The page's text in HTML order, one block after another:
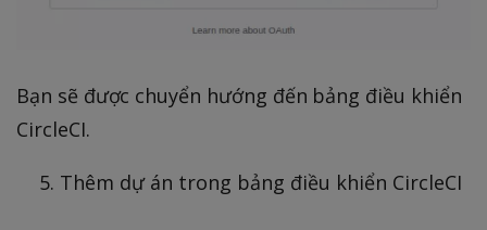
Bạn sẽ được chuyển hướng đến bảng điều khiển
CircleCI.
Thêm dự án trong bảng điều khiển CircleCI